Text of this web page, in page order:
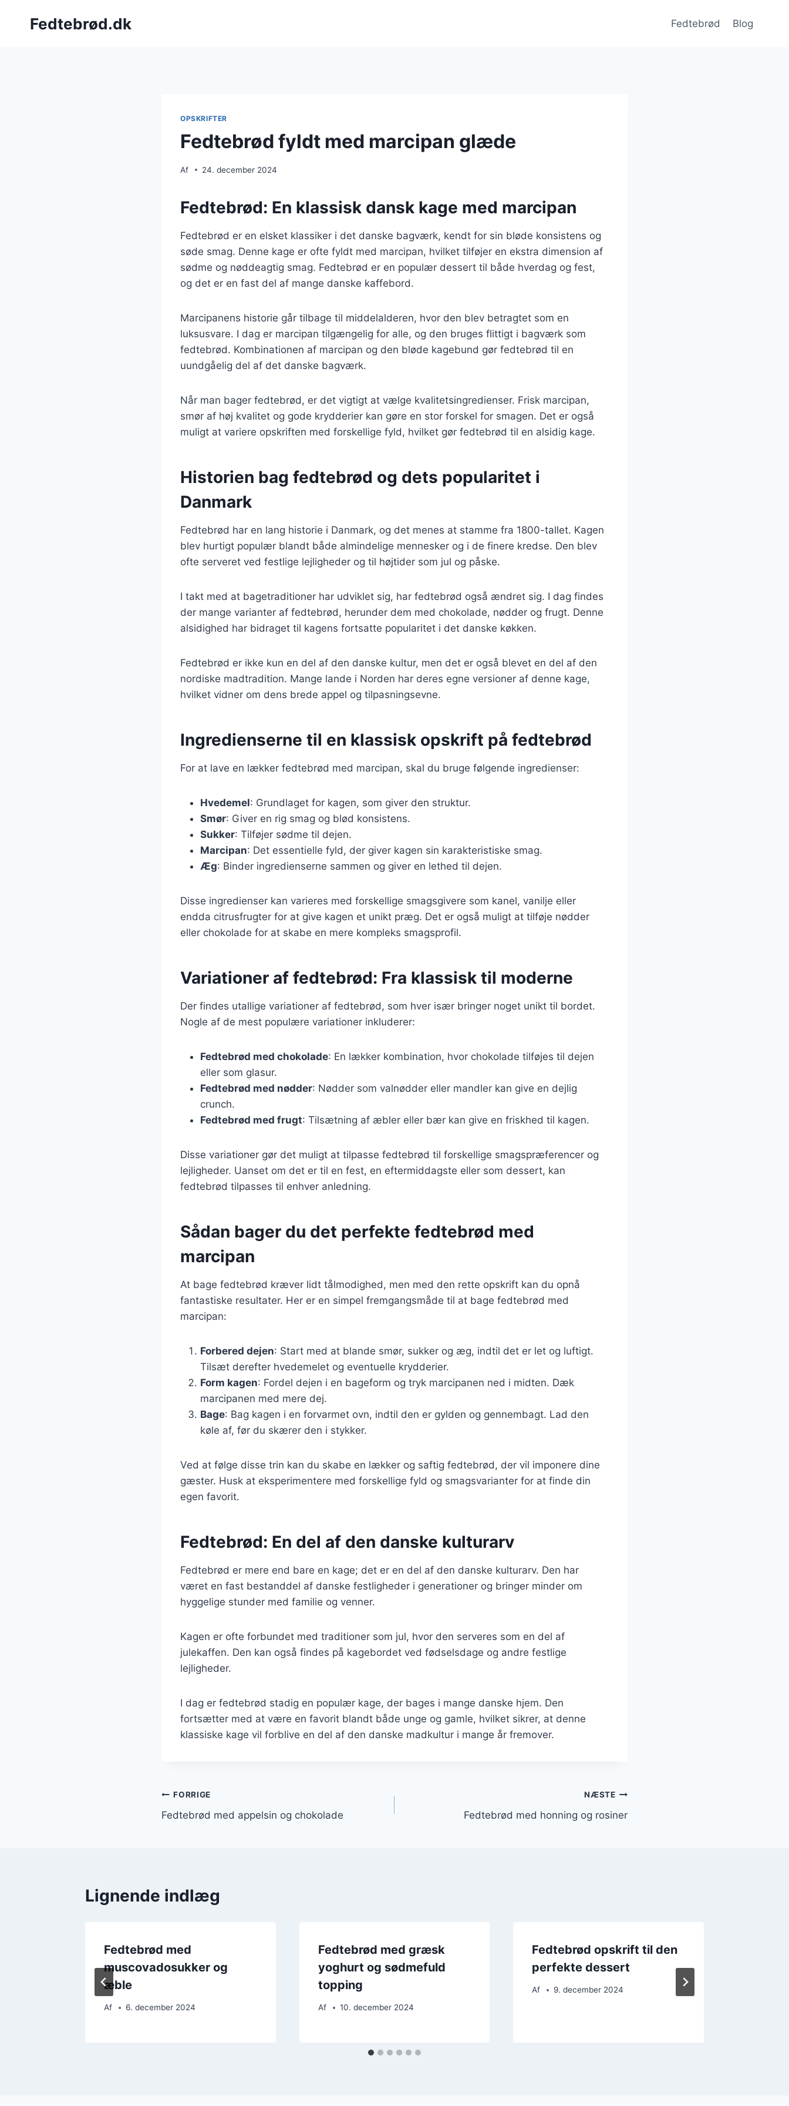
Fedtebrød.dk Fedtebrød Blog
OPSKRIFTER
Fedtebrød fyldt med marcipan glæde
Af 24. december 2024
Fedtebrød: En klassisk dansk kage med marcipan
Fedtebrød er en elsket klassiker i det danske bagværk, kendt for sin bløde konsistens og
søde smag. Denne kage er ofte fyldt med marcipan, hvilket tilføjer en ekstra dimension af
sødme og nøddeagtig smag. Fedtebrød er en populær dessert til både hverdag og fest,
og det er en fast del af mange danske kaffebord.
Marcipanens historie går tilbage til middelalderen, hvor den blev betragtet som en
luksusvare. I dag er marcipan tilgængelig for alle, og den bruges flittigt i bagværk som
fedtebrød. Kombinationen af marcipan og den bløde kagebund gør fedtebrød til en
uundgåelig del af det danske bagværk.
Når man bager fedtebrød, er det vigtigt at vælge kvalitetsingredienser. Frisk marcipan,
smør af høj kvalitet og gode krydderier kan gøre en stor forskel for smagen. Det er også
muligt at variere opskriften med forskellige fyld, hvilket gør fedtebrød til en alsidig kage.
Historien bag fedtebrød og dets popularitet i
Danmark
Fedtebrød har en lang historie i Danmark, og det menes at stamme fra 1800-tallet. Kagen
blev hurtigt populær blandt både almindelige mennesker og i de finere kredse. Den blev
ofte serveret ved festlige lejligheder og til højtider som jul og påske.
I takt med at bagetraditioner har udviklet sig, har fedtebrød også ændret sig. I dag findes
der mange varianter af fedtebrød, herunder dem med chokolade, nødder og frugt. Denne
alsidighed har bidraget til kagens fortsatte popularitet i det danske køkken.
Fedtebrød er ikke kun en del af den danske kultur, men det er også blevet en del af den
nordiske madtradition. Mange lande i Norden har deres egne versioner af denne kage,
hvilket vidner om dens brede appel og tilpasningsevne.
Ingredienserne til en klassisk opskrift på fedtebrød
For at lave en lækker fedtebrød med marcipan, skal du bruge følgende ingredienser:
Hvedemel: Grundlaget for kagen, som giver den struktur.
Smør: Giver en rig smag og blød konsistens.
Sukker: Tilføjer sødme til dejen.
Marcipan: Det essentielle fyld, der giver kagen sin karakteristiske smag.
Æg: Binder ingredienserne sammen og giver en lethed til dejen.
Disse ingredienser kan varieres med forskellige smagsgivere som kanel, vanilje eller
endda citrusfrugter for at give kagen et unikt præg. Det er også muligt at tilføje nødder
eller chokolade for at skabe en mere kompleks smagsprofil.
Variationer af fedtebrød: Fra klassisk til moderne
Der findes utallige variationer af fedtebrød, som hver især bringer noget unikt til bordet.
Nogle af de mest populære variationer inkluderer:
Fedtebrød med chokolade: En lækker kombination, hvor chokolade tilføjes til dejen
eller som glasur.
Fedtebrød med nødder: Nødder som valnødder eller mandler kan give en dejlig
crunch.
Fedtebrød med frugt: Tilsætning af æbler eller bær kan give en friskhed til kagen.
Disse variationer gør det muligt at tilpasse fedtebrød til forskellige smagspræferencer og
lejligheder. Uanset om det er til en fest, en eftermiddagste eller som dessert, kan
fedtebrød tilpasses til enhver anledning.
Sådan bager du det perfekte fedtebrød med
marcipan
At bage fedtebrød kræver lidt tålmodighed, men med den rette opskrift kan du opnå
fantastiske resultater. Her er en simpel fremgangsmåde til at bage fedtebrød med
marcipan:
Forbered dejen: Start med at blande smør, sukker og æg, indtil det er let og luftigt.
Tilsæt derefter hvedemelet og eventuelle krydderier.
Form kagen: Fordel dejen i en bageform og tryk marcipanen ned i midten. Dæk
marcipanen med mere dej.
Bage: Bag kagen i en forvarmet ovn, indtil den er gylden og gennembagt. Lad den
køle af, før du skærer den i stykker.
Ved at følge disse trin kan du skabe en lækker og saftig fedtebrød, der vil imponere dine
gæster. Husk at eksperimentere med forskellige fyld og smagsvarianter for at finde din
egen favorit.
Fedtebrød: En del af den danske kulturarv
Fedtebrød er mere end bare en kage; det er en del af den danske kulturarv. Den har
været en fast bestanddel af danske festligheder i generationer og bringer minder om
hyggelige stunder med familie og venner.
Kagen er ofte forbundet med traditioner som jul, hvor den serveres som en del af
julekaffen. Den kan også findes på kagebordet ved fødselsdage og andre festlige
lejligheder.
I dag er fedtebrød stadig en populær kage, der bages i mange danske hjem. Den
fortsætter med at være en favorit blandt både unge og gamle, hvilket sikrer, at denne
klassiske kage vil forblive en del af den danske madkultur i mange år fremover.
Indlægsnavigation
FORRIGE
Fedtebrød med appelsin og chokolade
NÆSTE
Fedtebrød med honning og rosiner
Lignende indlæg
Fedtebrød med
muscovadosukker og
æble
Af 6. december 2024
Fedtebrød med græsk
yoghurt og sødmefuld
topping
Af 10. december 2024
Fedtebrød opskrift til den
perfekte dessert
Af 9. december 2024